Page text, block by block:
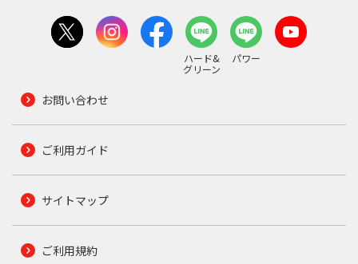
ハード&
グリーン
パワー
お問い合わせ
ご利用ガイド
サイトマップ
ご利用規約